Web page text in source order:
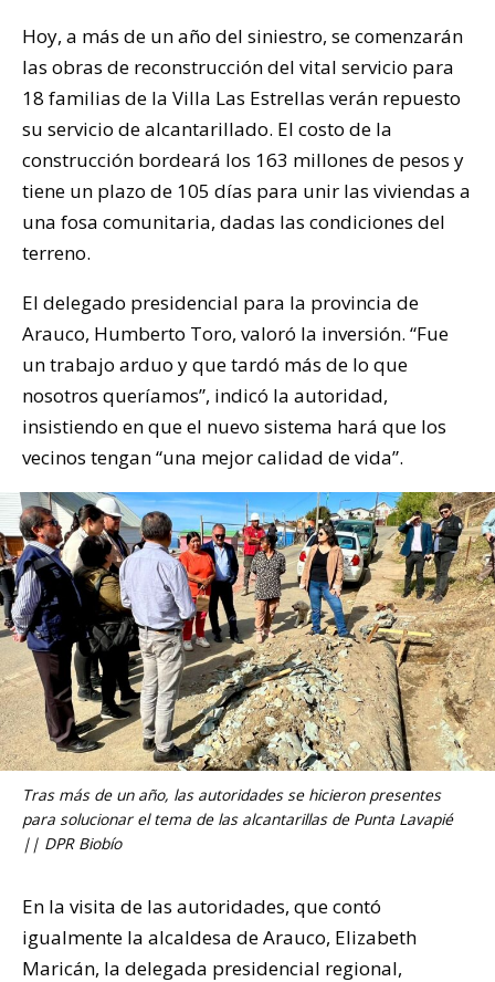
Hoy, a más de un año del siniestro, se comenzarán
las obras de reconstrucción del vital servicio para
18 familias de la Villa Las Estrellas verán repuesto
su servicio de alcantarillado. El costo de la
construcción bordeará los 163 millones de pesos y
tiene un plazo de 105 días para unir las viviendas a
una fosa comunitaria, dadas las condiciones del
terreno.
El delegado presidencial para la provincia de
Arauco, Humberto Toro, valoró la inversión. “Fue
un trabajo arduo y que tardó más de lo que
nosotros queríamos”, indicó la autoridad,
insistiendo en que el nuevo sistema hará que los
vecinos tengan “una mejor calidad de vida”.
Tras más de un año, las autoridades se hicieron presentes
para solucionar el tema de las alcantarillas de Punta Lavapié
|| DPR Biobío
En la visita de las autoridades, que contó
igualmente la alcaldesa de Arauco, Elizabeth
Maricán, la delegada presidencial regional,